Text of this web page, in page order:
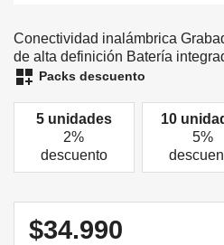
Conectividad inalámbrica
de alta definición Batería
dashboard_customize Packs descuento
5 unidades
2%
descuento
10
5%
$34.990